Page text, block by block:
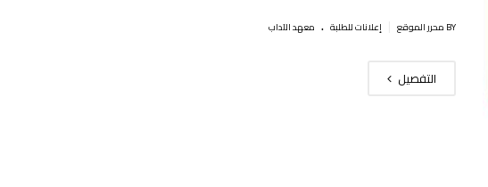
BY محرر الموقع إعلانات للطلبة . معهد الآداب
التفصيل